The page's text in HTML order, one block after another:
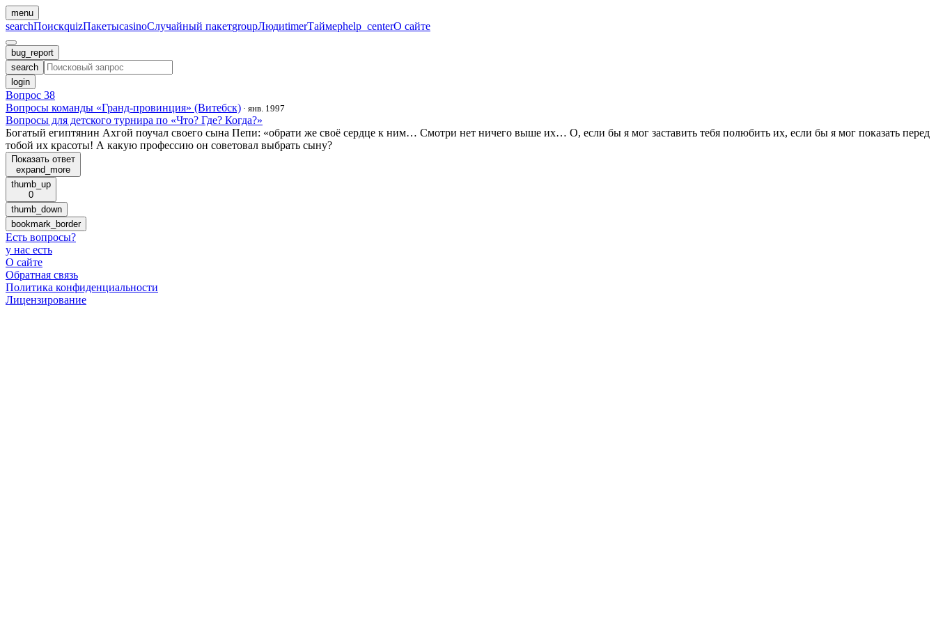
menu
searchПоискquizПакетыcasinoСлучайный пакетgroupЛюдиtimerТаймерhelp_centerО сайте
bug_report
search
login
Вопрос 38
Вопросы команды «Гранд-провинция» (Витебск) · янв. 1997
Вопросы для детского турнира по «Что? Где? Когда?»
Богатый египтянин Ахгой поучал своего сына Пепи: «обрати же своё сердце к ним… Смотри нет ничего выше их… О, если бы я мог заставить тебя полюбить их, если бы я мог показать перед
тобой их красоты! А какую профессию он советовал выбрать сыну?
Показать ответ
expand_more
thumb_up
0
thumb_down
bookmark_border
Есть вопросы?
у нас есть
О сайте
Обратная связь
Политика конфиденциальности
Лицензирование